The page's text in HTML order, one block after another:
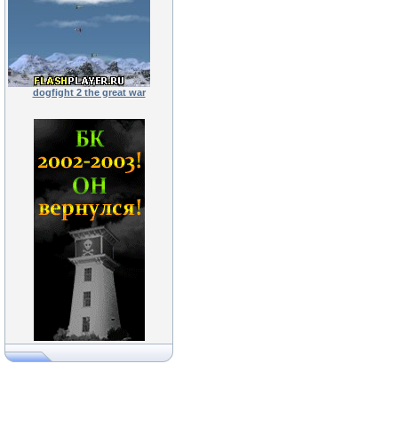
dogfight 2 the great war